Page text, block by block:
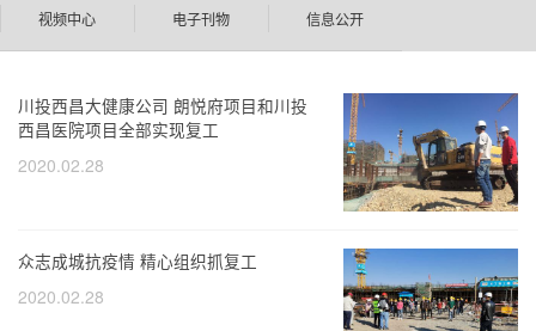
视频中心 电子刊物 信息公开
川投西昌大健康公司 朗悦府项目和川投
西昌医院项目全部实现复工
2020.02.28
众志成城抗疫情 精心组织抓复工
2020.02.28